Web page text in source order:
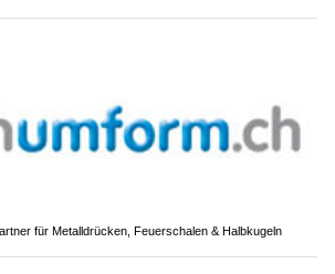
für Metalldrücken, Feuerschalen & Halbkugeln